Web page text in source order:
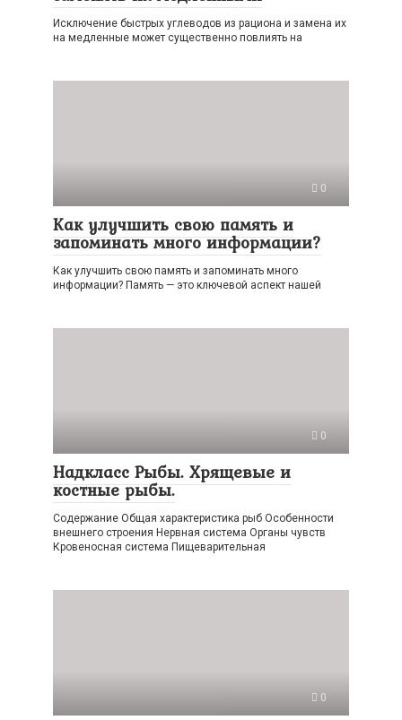
Исключение быстрых углеводов из рациона и замена их
на медленные может существенно повлиять на
0
Как улучшить свою память и
запоминать много информации?
Как улучшить свою память и запоминать много
информации? Память — это ключевой аспект нашей
0
Надкласс Рыбы. Хрящевые и
костные рыбы.
Содержание Общая характеристика рыб Особенности
внешнего строения Нервная система Органы чувств
Кровеносная система Пищеварительная
0